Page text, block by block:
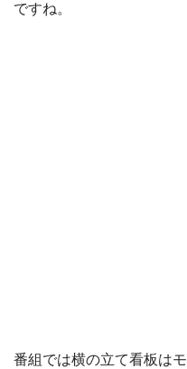
ですね。
番組では横の立て看板は